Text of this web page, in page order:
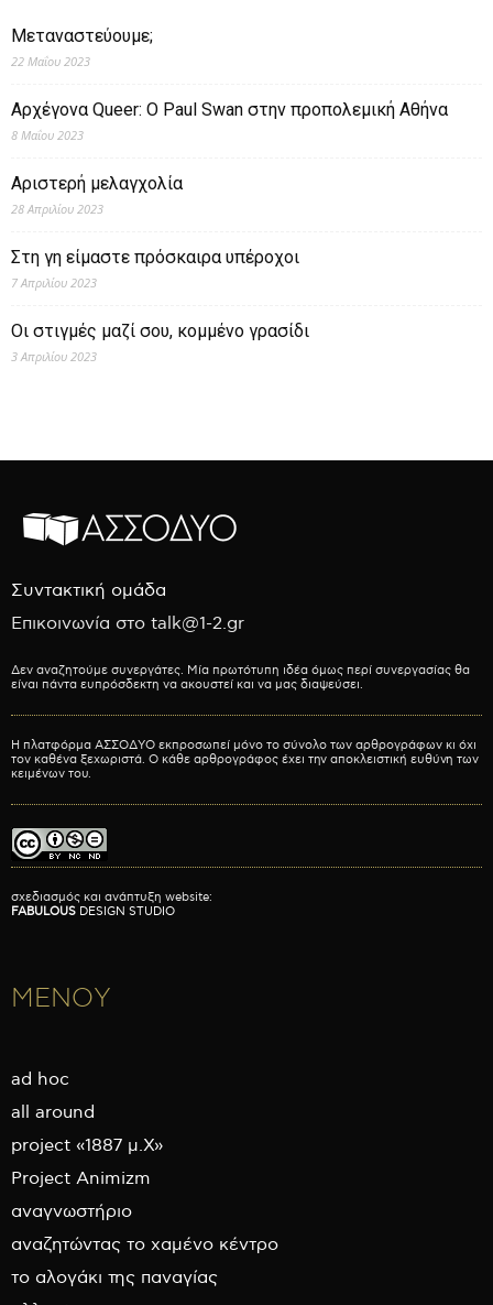
Μεταναστεύουμε;
22 Μαΐου 2023
Αρχέγονα Queer: O Paul Swan στην προπολεμική Αθήνα
8 Μαΐου 2023
Αριστερή μελαγχολία
28 Απριλίου 2023
Στη γη είμαστε πρόσκαιρα υπέροχοι
7 Απριλίου 2023
Οι στιγμές μαζί σου, κομμένο γρασίδι
3 Απριλίου 2023
Συντακτική ομάδα
Επικοινωνία στο talk@1-2.gr
Δεν αναζητούμε συνεργάτες. Μία πρωτότυπη ιδέα όμως περί συνεργασίας θα
είναι πάντα ευπρόσδεκτη να ακουστεί και να μας διαψεύσει.
Η πλατφόρμα ΑΣΣΟΔΥΟ εκπροσωπεί μόνο το σύνολο των αρθρογράφων κι όχι
τον καθένα ξεχωριστά. Ο κάθε αρθρογράφος έχει την αποκλειστική ευθύνη των
κειμένων του.
σχεδιασμός και ανάπτυξη website:
FABULOUS DESIGN STUDIO
ΜΕΝΟΥ
ad hoc
all around
project «1887 μ.Χ»
Project Animizm
αναγνωστήριο
αναζητώντας το χαμένο κέντρο
το αλογάκι της παναγίας